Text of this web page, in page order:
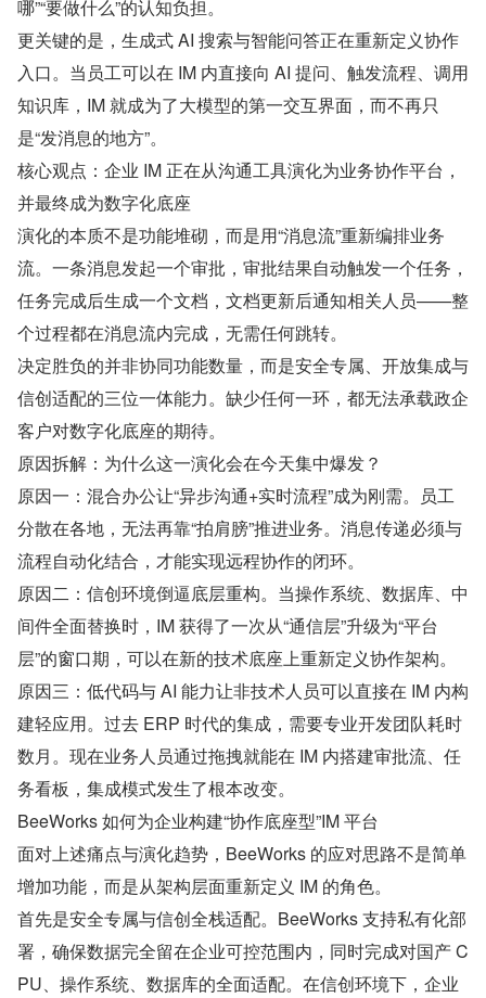
哪”“要做什么”的认知负担。
更关键的是，生成式 AI 搜索与智能问答正在重新定义协作
入口。当员工可以在 IM 内直接向 AI 提问、触发流程、调用
知识库，IM 就成为了大模型的第一交互界面，而不再只
是“发消息的地方”。
核心观点：企业 IM 正在从沟通工具演化为业务协作平台，
并最终成为数字化底座
演化的本质不是功能堆砌，而是用“消息流”重新编排业务
流。一条消息发起一个审批，审批结果自动触发一个任务，
任务完成后生成一个文档，文档更新后通知相关人员——整
个过程都在消息流内完成，无需任何跳转。
决定胜负的并非协同功能数量，而是安全专属、开放集成与
信创适配的三位一体能力。缺少任何一环，都无法承载政企
客户对数字化底座的期待。
原因拆解：为什么这一演化会在今天集中爆发？
原因一：混合办公让“异步沟通+实时流程”成为刚需。员工
分散在各地，无法再靠“拍肩膀”推进业务。消息传递必须与
流程自动化结合，才能实现远程协作的闭环。
原因二：信创环境倒逼底层重构。当操作系统、数据库、中
间件全面替换时，IM 获得了一次从“通信层”升级为“平台
层”的窗口期，可以在新的技术底座上重新定义协作架构。
原因三：低代码与 AI 能力让非技术人员可以直接在 IM 内构
建轻应用。过去 ERP 时代的集成，需要专业开发团队耗时
数月。现在业务人员通过拖拽就能在 IM 内搭建审批流、任
务看板，集成模式发生了根本改变。
BeeWorks 如何为企业构建“协作底座型”IM 平台
面对上述痛点与演化趋势，BeeWorks 的应对思路不是简单
增加功能，而是从架构层面重新定义 IM 的角色。
首先是安全专属与信创全栈适配。BeeWorks 支持私有化部
署，确保数据完全留在企业可控范围内，同时完成对国产 C
PU、操作系统、数据库的全面适配。在信创环境下，企业